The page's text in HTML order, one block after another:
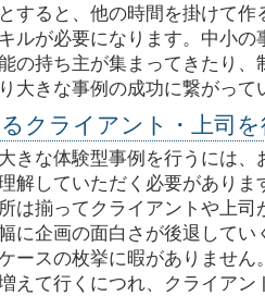
すると、他の時間を掛けて
ルが必要になります。中小
の持ち主が集まってきたり
大きな事例の成功に繋がって
クライアント・上司
きな体験型事例を行うには
解していただく必要があり
は揃ってクライアントや上
に企画の面白さが後退して
ースの枚挙に暇がありません
えて行くにつれ、クライア